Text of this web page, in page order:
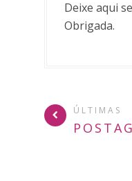
Deixe aqui
Obrigada.
ÚLTIMAS